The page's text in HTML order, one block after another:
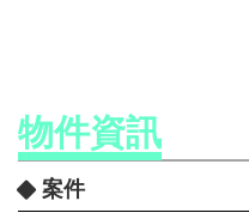
物件資訊
案件